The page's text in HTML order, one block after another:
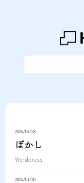
2026/03/28
ぼかし
Wordpress
2026/01/30